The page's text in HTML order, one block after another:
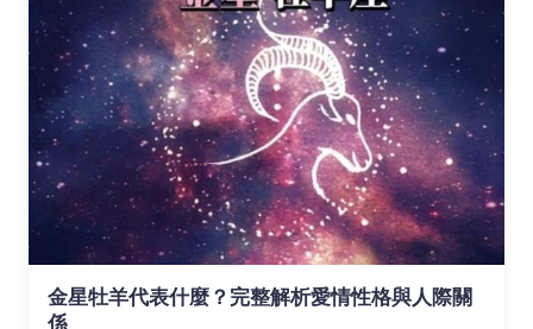
金星牡羊代表什麼？完整解析愛情性格與人際關
係